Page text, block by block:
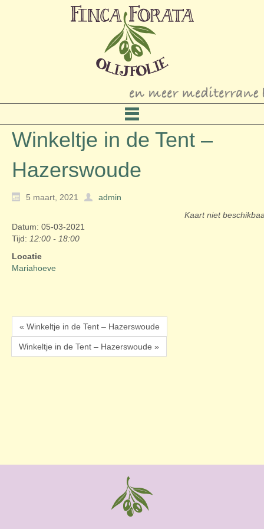
Winkeltje in de Tent –
Hazerswoude
5 maart, 2021
admin
Kaart niet
Datum: 05-03-2021
Tijd: 12:00 - 18:00
Locatie
Mariahoeve
« Winkeltje in de Tent – Hazerswoude
Winkeltje in de Tent – Hazerswoude »